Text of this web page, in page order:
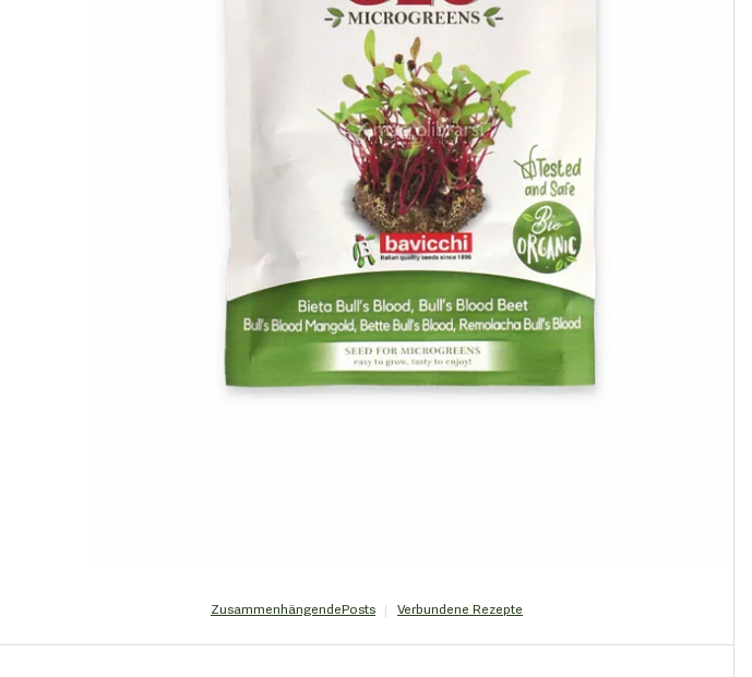
ZusammenhängendePosts Verbundene Rezepte